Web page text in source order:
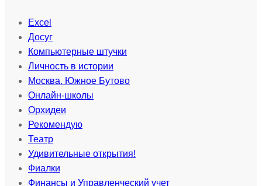
Excel
Досуг
Компьютерные штучки
Личность в истории
Москва. Южное Бутово
Онлайн-школы
Орхидеи
Рекомендую
Театр
Удивительные открытия!
Фиалки
Финансы и Управленческий учет